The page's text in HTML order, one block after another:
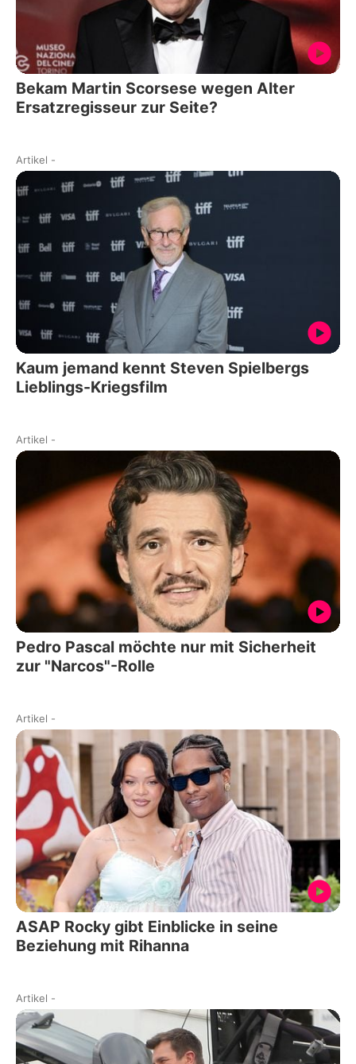
Bekam Martin Scorsese wegen Alter
Ersatzregisseur zur Seite?
Artikel -
Kaum jemand kennt Steven Spielbergs
Lieblings-Kriegsfilm
Artikel -
Pedro Pascal möchte nur mit Sicherheit
zur "Narcos"-Rolle
Artikel -
ASAP Rocky gibt Einblicke in seine
Beziehung mit Rihanna
Artikel -